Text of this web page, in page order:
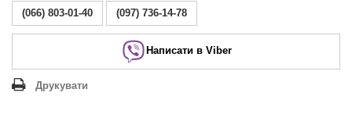
(066) 803-01-40 (097) 736-14-78
Написати в Viber
Друкувати